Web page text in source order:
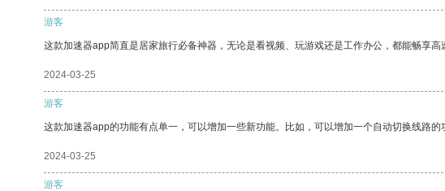
游客
这款加速器app简直是居家旅行必备神器，无论是看视频、玩游戏还是工作办公，都能畅享高
2024-03-25
游客
这款加速器app的功能有点单一，可以增加一些新功能。比如，可以增加一个自动切换线路
2024-03-25
游客